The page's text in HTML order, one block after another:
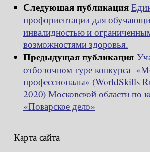
Следующая публикация
профориентации для
инвалидностью и
возможностями здоровья.
Предыдущая публикация
отборочном туре конкурса
профессионалы» (WorldSkills
2020) Московской области по
«Поварское дело»
Карта сайта